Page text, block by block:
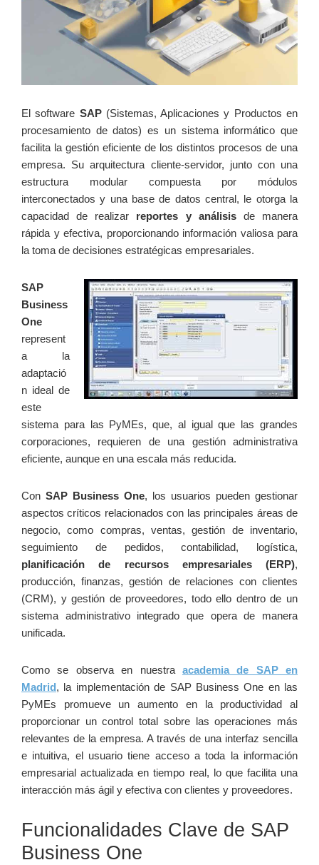
El software SAP(Sistemas, Aplicaciones y Productos en
procesamiento de datos) es un sistema informático que
facilita la gestión eficiente de los distintos procesos de una
empresa. Su arquitectura cliente-servidor, junto con una
estructura modular compuesta por módulos
interconectados y una base de datos central, le otorga la
capacidad de realizar reportes y análisisde manera
rápida y efectiva, proporcionando información valiosa para
la toma de decisiones estratégicas empresariales.
SAP
Business
One
represent
a la
adaptació
n ideal de
este
sistema para las PyMEs, que, al igual que las grandes
corporaciones, requieren de una gestión administrativa
eficiente, aunque en una escala más reducida.
Con SAP Business One, los usuarios pueden gestionar
aspectos críticos relacionados con las principales áreas de
negocio, como compras, ventas, gestión de inventario,
seguimiento de pedidos, contabilidad, logística,
planificación de recursos empresariales (ERP),
producción, finanzas, gestión de relaciones con clientes
(CRM), y gestión de proveedores, todo ello dentro de un
sistema administrativo integrado que opera de manera
unificada.
Como se observa en nuestra academia de SAP en
Madrid, la implementación de SAP Business One en las
PyMEs promueve un aumento en la productividad al
proporcionar un control total sobre las operaciones más
relevantes de la empresa. A través de una interfaz sencilla
e intuitiva, el usuario tiene acceso a toda la información
empresarial actualizada en tiempo real, lo que facilita una
interacción más ágil y efectiva con clientes y proveedores.
Funcionalidades Clave de SAP
Business One